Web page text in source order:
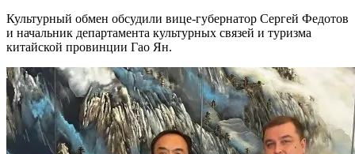
Культурный обмен обсудили вице-губернатор Сергей Федотов
и начальник департамента культурных связей и туризма
китайской провинции Гао Ян.